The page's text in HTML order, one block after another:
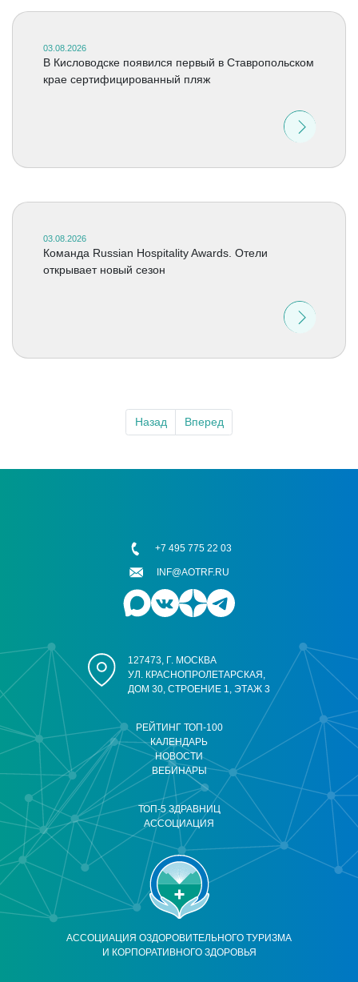
03.08.2026
В Кисловодске появился первый в Ставропольском
крае сертифицированный пляж
03.08.2026
Команда Russian Hospitality Awards. Отели
открывает новый сезон
Назад Вперед
АССОЦИАЦИЯ ОЗДОРОВИТЕЛЬНОГО ТУРИЗМА
И КОРПОРАТИВНОГО ЗДОРОВЬЯ
РЕЙТИНГ ТОП-100
КАЛЕНДАРЬ
НОВОСТИ
ВЕБИНАРЫ
ТОП-5 ЗДРАВНИЦ
АССОЦИАЦИЯ
127473, Г. МОСКВА
УЛ. КРАСНОПРОЛЕТАРСКАЯ,
ДОМ 30, СТРОЕНИЕ 1, ЭТАЖ 3
+7 495 775 22 03
INF@AOTRF.RU